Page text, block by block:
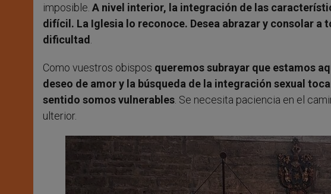
imposible. A nivel interior, la integración de las
difícil. La Iglesia lo reconoce. Desea abrazar y consolar a
dificultad
Como vuestros obispos queremos subrayar que estamos
deseo de amor y la búsqueda de la integración sexual
sentido somos vulnerables . Se necesita paciencia en el
ulterior.